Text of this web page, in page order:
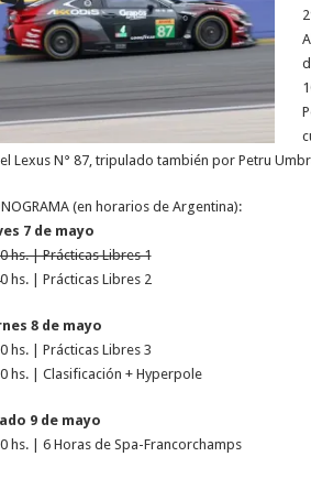
Lexus N° 87, tripulado también por Petru
(en horarios de Argentina):
7 de mayo
hs. | Prácticas Libres 1
hs. | Prácticas Libres 2
8 de mayo
hs. | Prácticas Libres 3
hs. | Clasificación + Hyperpole
9 de mayo
hs. | 6 Horas de Spa-Francorchamps